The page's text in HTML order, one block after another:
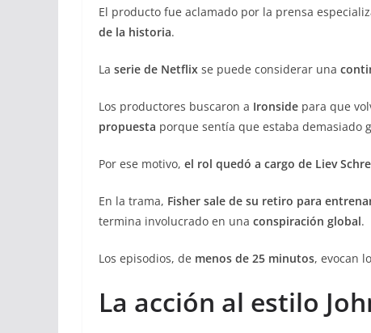
El producto fue aclamado por la prensa
de la historia.
La serie de Netflix se puede considerar una
Los productores buscaron a Ironside para que
propuesta porque sentía que estaba demasiado
Por ese motivo, el rol quedó a cargo de Liev
En la trama, Fisher sale de su retiro para
termina involucrado en una conspiración global.
Los episodios, de menos de 25 minutos, evocan
La acción al estilo